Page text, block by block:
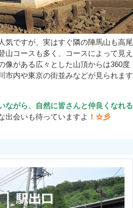
ですが、実はすぐ隣の陣馬山も高尾
コースも多く、コースによって見え
像がある広々とした山頂からは360度
市内や東京の街並みなどが見られます
ながら、自然に皆さんと仲良くなれる
出会いも待っていますよ ！☆彡